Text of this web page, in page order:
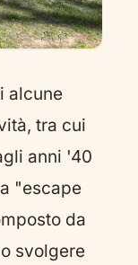
alcune
tra cui
anni '40
"escape
da
svolgere